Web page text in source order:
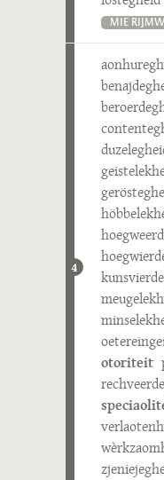
MIE
4
otoriteit